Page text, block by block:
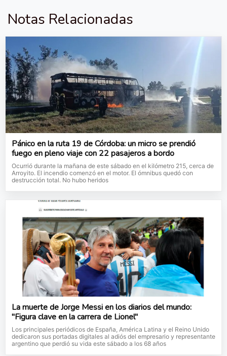
Notas Relacionadas
Pánico en la ruta 19 de Córdoba: un micro se prendió
fuego en pleno viaje con 22 pasajeros a bordo
Ocurrió durante la mañana de este sábado en el kilómetro 215, cerca de
Arroyito. El incendio comenzó en el motor. El ómnibus quedó con
destrucción total. No hubo heridos
La muerte de Jorge Messi en los diarios del mundo:
"Figura clave en la carrera de Lionel"
Los principales periódicos de España, América Latina y el Reino Unido
dedicaron sus portadas digitales al adiós del empresario y representante
argentino que perdió su vida este sábado a los 68 años